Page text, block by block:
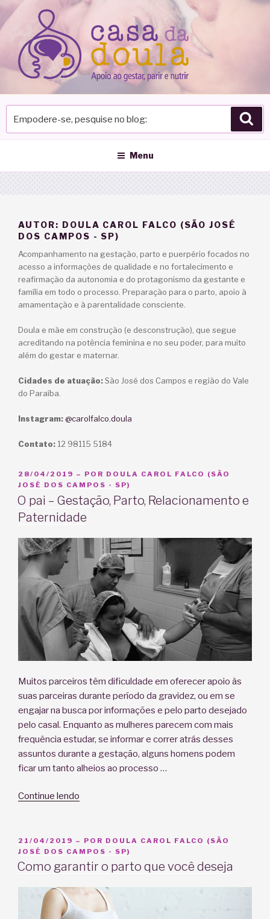
Pular
para
conteúdo
pesquise
blog
Menu
AUTOR: DOULA CAROL FALCO (SÃO JOSÉ
DOS CAMPOS - SP)
Acompanhamento na gestação, parto e puerpério focados no
acesso a informações de qualidade e no fortalecimento e
reafirmação da autonomia e do protagonismo da gestante e
família em todo o processo. Preparação para o parto, apoio à
amamentação e à parentalidade consciente.
Doula e mãe em construção (e desconstrução), que segue
acreditando na potência feminina e no seu poder, para muito
além do gestar e maternar.
Cidades de atuação:São José dos Campos e região do Vale
do Paraíba.
Instagram:@carolfalco.doula
Contato: 12 98115 5184
PUBLICADO
EM
28/04/2019 – POR DOULA CAROL FALCO (SÃO
JOSÉ DOS CAMPOS - SP)
O pai – Gestação, Parto, Relacionamento e
Paternidade
Muitos parceiros têm dificuldade em oferecer apoio às
suas parceiras durante período da gravidez, ou em se
engajar na busca por informações e pelo parto desejado
pelo casal. Enquanto as mulheres parecem com mais
frequência estudar, se informar e correr atrás desses
assuntos durante a gestação, alguns homens podem
ficar um tanto alheios ao processo …
Continue lendo
Gestação,
Parto,
Relacionamento
Paternidade”
PUBLICADO
EM
21/04/2019 – POR DOULA CAROL FALCO (SÃO
JOSÉ DOS CAMPOS - SP)
Como garantir o parto que você deseja